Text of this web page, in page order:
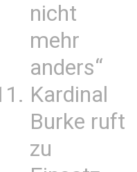
nicht
mehr
anders“
Kardinal
Burke ruft
zu